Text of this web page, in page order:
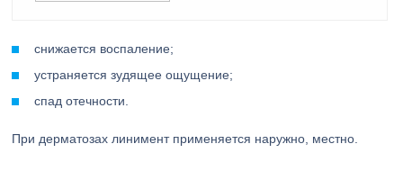
снижается воспаление;
устраняется зудящее ощущение;
спад отечности.
При дерматозах линимент применяется наружно, местно.